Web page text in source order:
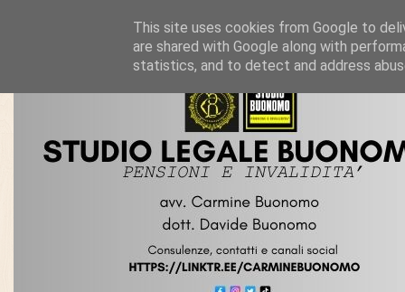
This site uses cookies from Google to
are shared with Google along with
statistics, and to detect and address